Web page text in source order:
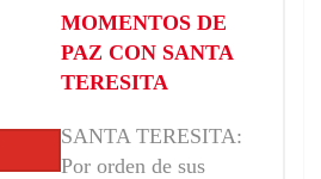
MOMENTOS DE
PAZ CON SANTA
TERESITA
SANTA TERESITA:
Por orden de sus